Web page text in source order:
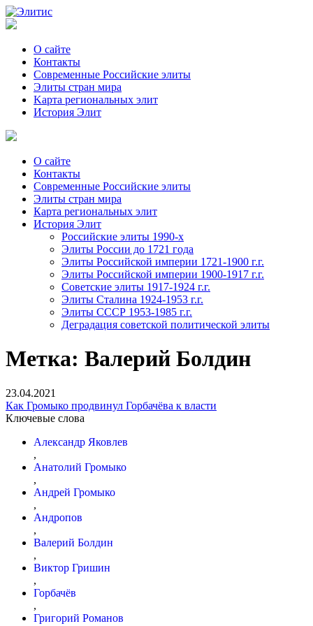
О сайте
Контакты
Современные Российские элиты
Элиты стран мира
Kартa региональных элит
История Элит
О сайте
Контакты
Современные Российские элиты
Элиты стран мира
Картa региональных элит
История Элит
Российские элиты 1990-х
Элиты России до 1721 года
Элиты Российской империи 1721-1900 г.г.
Элиты Российской империи 1900-1917 г.г.
Советские элиты 1917-1924 г.г.
Элиты Сталина 1924-1953 г.г.
Элиты СССР 1953-1985 г.г.
Деградация советской политической элиты
Метка: Валерий Болдин
23.04.2021
Как Громыко продвинул Горбачёва к власти
Ключевые слова
Александр Яковлев
,
Анатолий Громыко
,
Андрей Громыко
,
Андропов
,
Валерий Болдин
,
Виктор Гришин
,
Горбачёв
,
Григорий Романов